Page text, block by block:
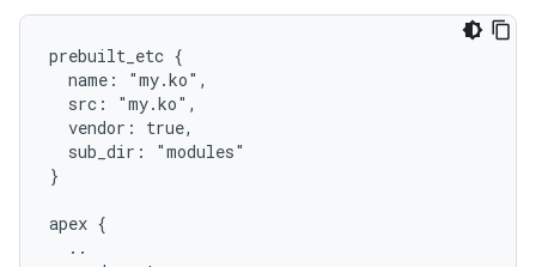
prebuilt_etc {
  name: "my.ko",
  src: "my.ko",
  vendor: true,
  sub_dir: "modules"
}
apex {
  ..